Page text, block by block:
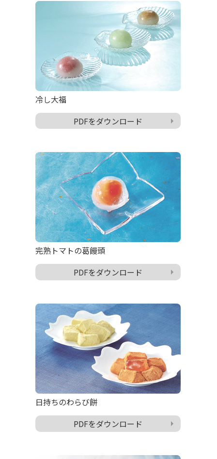
冷し大福
PDFをダウンロード
完熟トマトの葛饅頭
PDFをダウンロード
日持ちのわらび餅
PDFをダウンロード